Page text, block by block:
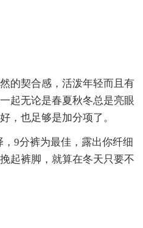
契合感，活泼年轻而且有
起无论是春夏秋冬总是亮眼
，也足够是加分项了。
9分裤为最佳，露出你纤细
起裤脚，就算在冬天只要不